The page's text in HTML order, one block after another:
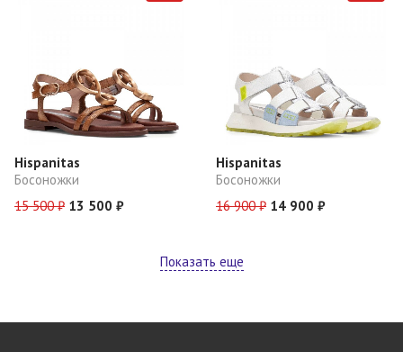
Hispanitas
Босоножки
15 500 ₽ 13 500 ₽
Hispanitas
Босоножки
16 900 ₽ 14 900 ₽
Показать еще